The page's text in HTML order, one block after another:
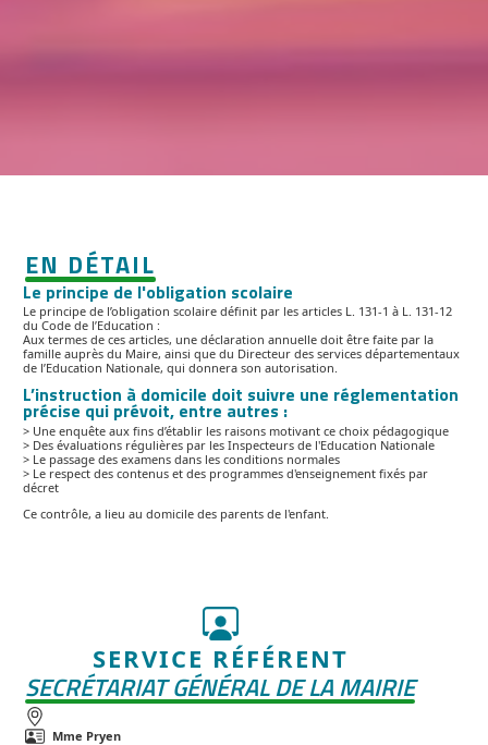
EN DÉTAIL
Le principe de l'obligation scolaire
Le principe de l’obligation scolaire définit par les articles L. 131-1 à L. 131-12
du Code de l’Education :
Aux termes de ces articles, une déclaration annuelle doit être faite par la
famille auprès du Maire, ainsi que du Directeur des services départementaux
de l’Education Nationale, qui donnera son autorisation.
L’instruction à domicile doit suivre une réglementation
précise qui prévoit, entre autres :
> Une enquête aux fins d’établir les raisons motivant ce choix pédagogique
> Des évaluations régulières par les Inspecteurs de l'Education Nationale
> Le passage des examens dans les conditions normales
> Le respect des contenus et des programmes d'enseignement fixés par
décret
Ce contrôle, a lieu au domicile des parents de l'enfant.
SERVICE RÉFÉRENT
SECRÉTARIAT GÉNÉRAL DE LA MAIRIE
Mme Pryen